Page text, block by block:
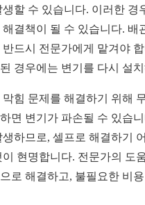
생할 수 있습니다. 이러한 경
해결책이 될 수 있습니다. 배
반드시 전문가에게 맡겨야
경우에는 변기를 다시 설
막힘 문제를 해결하기 위해
면 변기가 파손될 수 있습
생하므로, 셀프로 해결하기
이 현명합니다. 전문가의 도
로 해결하고, 불필요한 비